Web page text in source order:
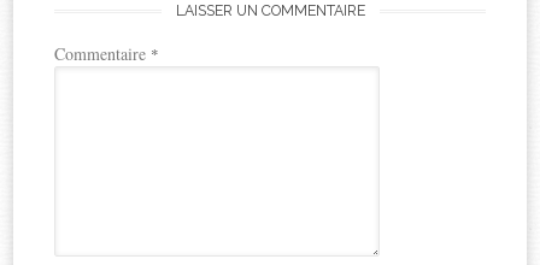
LAISSER UN COMMENTAIRE
Commentaire *